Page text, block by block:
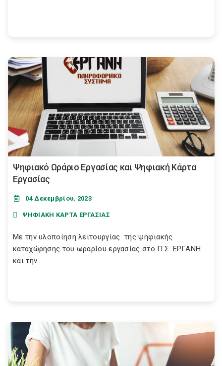
Ψηφιακό Ωράριο Εργασίας και Ψηφιακή Κάρτα
Εργασίας
04 Δεκεμβρίου, 2023
ΨΗΦΙΑΚΗ ΚΑΡΤΑ ΕΡΓΑΣΙΑΣ
Με την υλοποίηση λειτουργίας της ψηφιακής
καταχώρησης του ωραρίου εργασίας στο Π.Σ. ΕΡΓΑΝΗ
και την...